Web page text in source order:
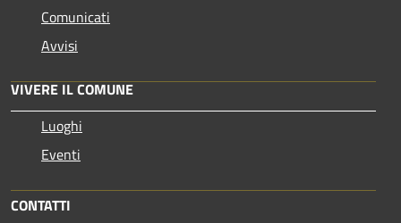
Comunicati
Avvisi
VIVERE IL COMUNE
Luoghi
Eventi
CONTATTI